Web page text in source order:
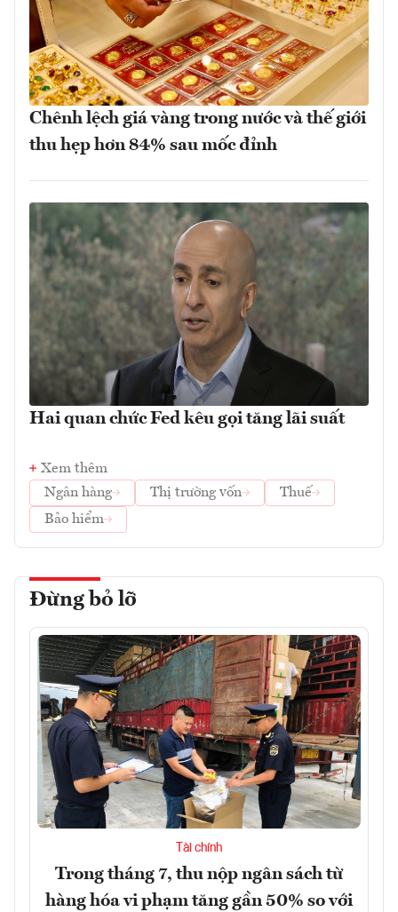
Chênh lệch giá vàng trong nước và thế giới
thu hẹp hơn 84% sau mốc đỉnh
Hai quan chức Fed kêu gọi tăng lãi suất
Xem thêm
Ngân hàng
Thị trường vốn
Thuế
Bảo hiểm
Đừng bỏ lỡ
Tài chính
Trong tháng 7, thu nộp ngân sách từ
hàng hóa vi phạm tăng gần 50% so với